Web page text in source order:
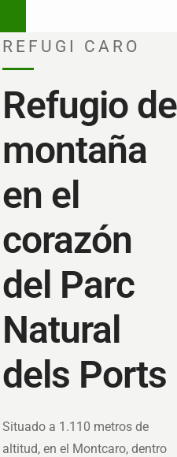
REFUGI CARO
Refugio de
montaña
en el
corazón
del Parc
Natural
dels Ports
Situado a 1.110 metros de
altitud, en el Montcaro, dentro